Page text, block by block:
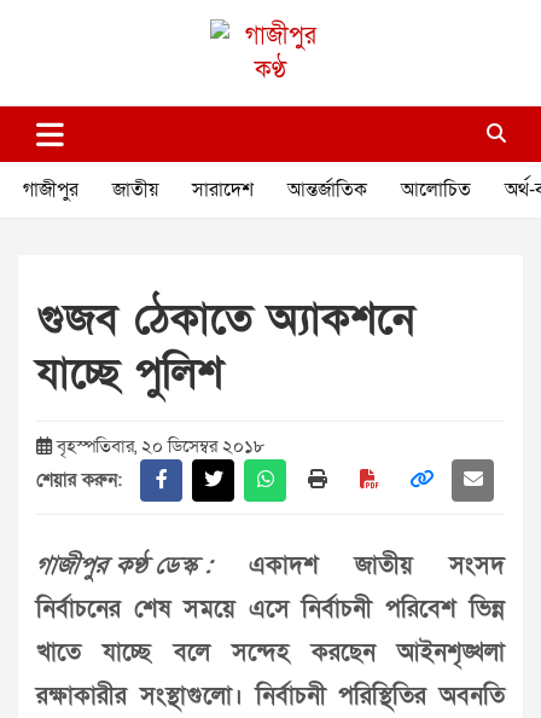
গাজীপুর কণ্ঠ
গাজীপুর জাতীয় সারাদেশ আন্তর্জাতিক আলোচিত অর্থ-
গুজব ঠেকাতে অ্যাকশনে
যাচ্ছে পুলিশ
বৃহস্পতিবার, ২০ ডিসেম্বর ২০১৮
শেয়ার করুন:
গাজীপুর কণ্ঠ ডেস্ক :একাদশ জাতীয় সংসদ
নির্বাচনের শেষ সময়ে এসে নির্বাচনী পরিবেশ ভিন্ন
খাতে যাচ্ছে বলে সন্দেহ করছেন আইনশৃঙ্খলা
রক্ষাকারীর সংস্থাগুলো। নির্বাচনী পরিস্থিতির অবনতি